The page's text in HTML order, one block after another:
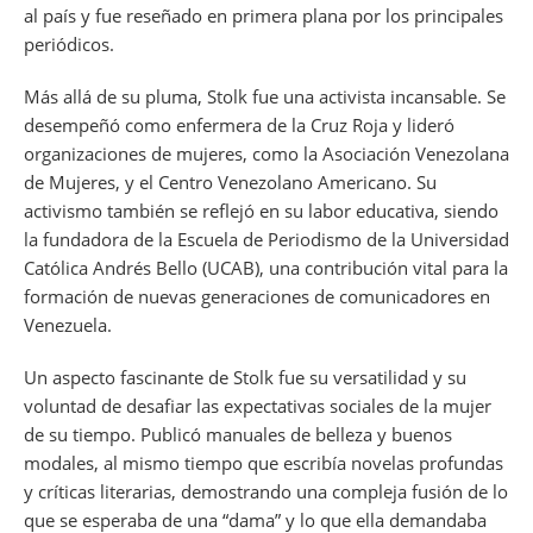
al país y fue reseñado en primera plana por los principales
periódicos.
Más allá de su pluma, Stolk fue una activista incansable. Se
desempeñó como enfermera de la Cruz Roja y lideró
organizaciones de mujeres, como la Asociación Venezolana
de Mujeres, y el Centro Venezolano Americano. Su
activismo también se reflejó en su labor educativa, siendo
la fundadora de la Escuela de Periodismo de la Universidad
Católica Andrés Bello (UCAB), una contribución vital para la
formación de nuevas generaciones de comunicadores en
Venezuela.
Un aspecto fascinante de Stolk fue su versatilidad y su
voluntad de desafiar las expectativas sociales de la mujer
de su tiempo. Publicó manuales de belleza y buenos
modales, al mismo tiempo que escribía novelas profundas
y críticas literarias, demostrando una compleja fusión de lo
que se esperaba de una “dama” y lo que ella demandaba